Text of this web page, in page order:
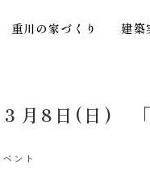
重川の家づくり 建築
３月8日(日)
ント